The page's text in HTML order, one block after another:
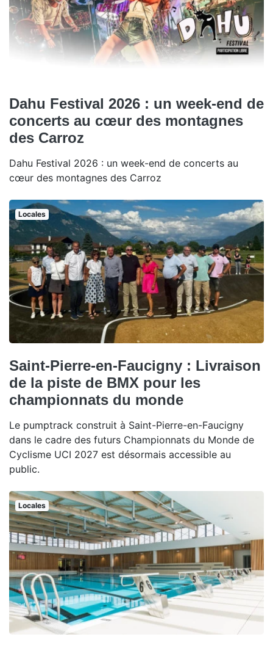
Dahu Festival 2026 : un week-end de
concerts au cœur des montagnes
des Carroz
Dahu Festival 2026 : un week-end de concerts au
cœur des montagnes des Carroz
Locales
Saint-Pierre-en-Faucigny : Livraison
de la piste de BMX pour les
championnats du monde
Le pumptrack construit à Saint-Pierre-en-Faucigny
dans le cadre des futurs Championnats du Monde de
Cyclisme UCI 2027 est désormais accessible au
public.
Locales